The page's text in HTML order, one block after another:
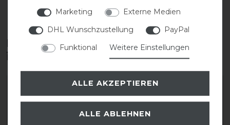
Diese Produkte könnten dich auch
interessieren
-30%
Marketing
Externe Medien
DHL Wunschzustellung
PayPal
Funktional
Weitere Einstellungen
ALLE AKZEPTIEREN
ALLE ABLEHNEN